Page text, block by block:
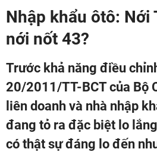
Nhập khẩu ôtô: Nới
nới nốt 43?
Trước khả năng điều
20/2011/TT-BCT của Bộ
liên doanh và nhà nhập
đang tỏ ra đặc biệt lo
có thật sự đáng lo đến